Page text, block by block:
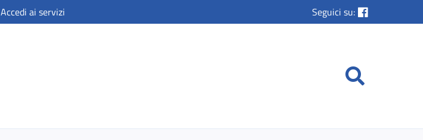
Accedi ai servizi Seguici su: